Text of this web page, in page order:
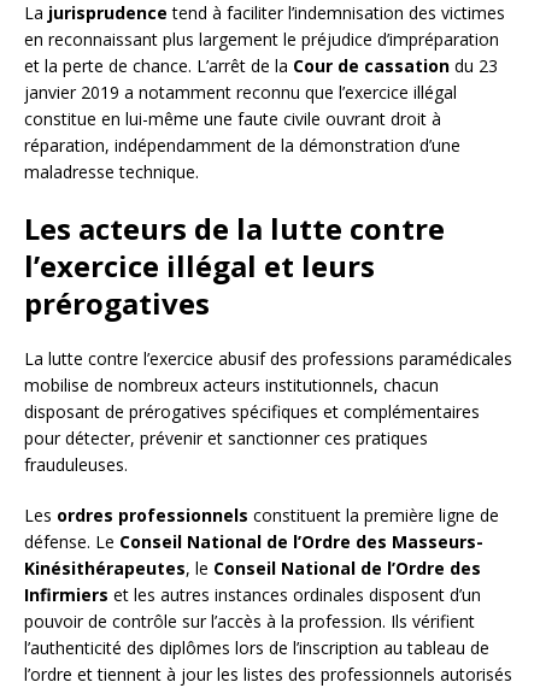
La jurisprudence tend à faciliter l’indemnisation des victimes
en reconnaissant plus largement le préjudice d’impréparation
et la perte de chance. L’arrêt de la Cour de cassation du 23
janvier 2019 a notamment reconnu que l’exercice illégal
constitue en lui-même une faute civile ouvrant droit à
réparation, indépendamment de la démonstration d’une
maladresse technique.
Les acteurs de la lutte contre
l’exercice illégal et leurs
prérogatives
La lutte contre l’exercice abusif des professions paramédicales
mobilise de nombreux acteurs institutionnels, chacun
disposant de prérogatives spécifiques et complémentaires
pour détecter, prévenir et sanctionner ces pratiques
frauduleuses.
Les ordres professionnels constituent la première ligne de
défense. Le Conseil National de l’Ordre des Masseurs-
Kinésithérapeutes, le Conseil National de l’Ordre des
Infirmiers et les autres instances ordinales disposent d’un
pouvoir de contrôle sur l’accès à la profession. Ils vérifient
l’authenticité des diplômes lors de l’inscription au tableau de
l’ordre et tiennent à jour les listes des professionnels autorisés